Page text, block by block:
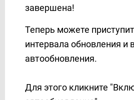
завершена!
Теперь можете
интервала обновления
автообновления.
Для этого кликните